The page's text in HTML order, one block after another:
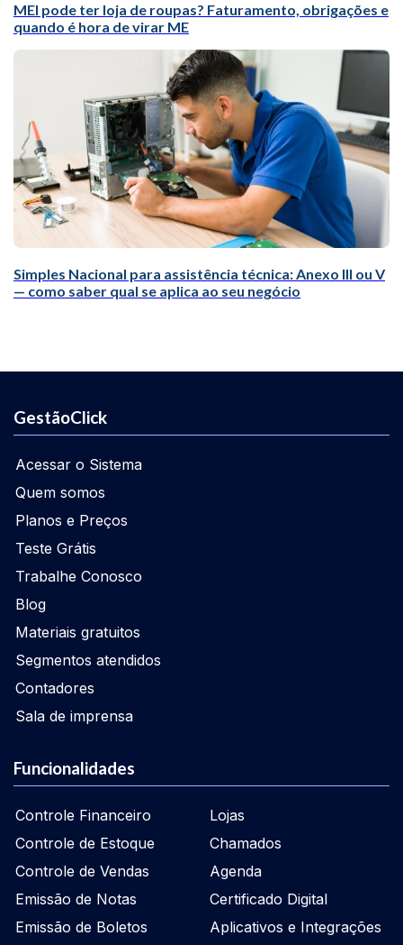
MEI pode ter loja de roupas? Faturamento, obrigações e
quando é hora de virar ME
Simples Nacional para assistência técnica: Anexo III ou V
— como saber qual se aplica ao seu negócio
GestãoClick
Acessar o Sistema
Quem somos
Planos e Preços
Teste Grátis
Trabalhe Conosco
Blog
Materiais gratuitos
Segmentos atendidos
Contadores
Sala de imprensa
Funcionalidades
Controle Financeiro
Controle de Estoque
Controle de Vendas
Emissão de Notas
Emissão de Boletos
Lojas
Chamados
Agenda
Certificado Digital
Aplicativos e Integrações